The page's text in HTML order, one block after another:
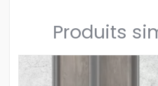
Produits